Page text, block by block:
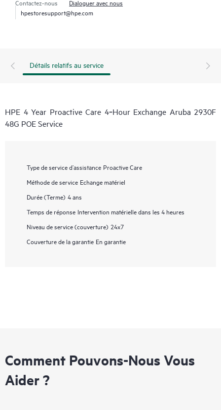
Contactez-nous
Dialoguer avec nous
hpestoresupport@hpe.com
Détails relatifs au service
HPE 4 Year Proactive Care 4‑Hour Exchange Aruba 2930F
48G POE Service
Type de service d’assistance Proactive Care
Méthode de service Echange matériel
Durée (Terme) 4 ans
Temps de réponse Intervention matérielle dans les 4 heures
Niveau de service (couverture) 24x7
Couverture de la garantie En garantie
Comment Pouvons-Nous Vous
Aider ?